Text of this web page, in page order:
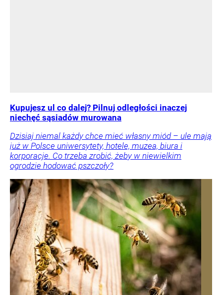
Kupujesz ul co dalej? Pilnuj odległości inaczej
niechęć sąsiadów murowana
Dzisiaj niemal każdy chce mieć własny miód – ule mają
już w Polsce uniwersytety, hotele, muzea, biura i
korporacje. Co trzeba zrobić, żeby w niewielkim
ogrodzie hodować pszczoły?